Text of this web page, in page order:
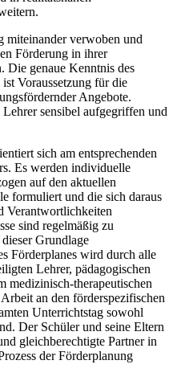
miteinander verwoben und
Förderung in ihrer
Die genaue Kenntnis des
Voraussetzung für die
Angebote.
sensibel aufgegriffen und
sich am entsprechenden
Es werden individuelle
auf den aktuellen
formuliert und die sich daraus
Verantwortlichkeiten
sind regelmäßig zu
Grundlage
Förderplanes wird durch alle
Lehrer, pädagogischen
medizinisch-therapeutischen
an den förderspezifischen
Unterrichtstag sowohl
Der Schüler und seine Eltern
gleichberechtigte Partner in
der Förderplanung